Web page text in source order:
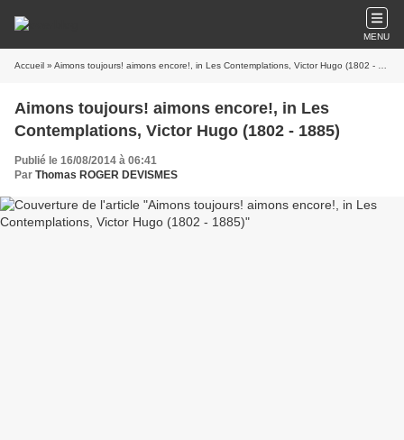
MENU
Accueil » Aimons toujours! aimons encore!, in Les Contemplations, Victor Hugo (1802 - 1885)
Aimons toujours! aimons encore!, in Les
Contemplations, Victor Hugo (1802 - 1885)
Publié le 16/08/2014 à 06:41
Par Thomas ROGER DEVISMES